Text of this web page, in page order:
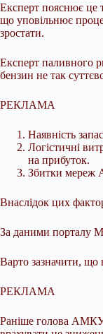
Експерт пояснює це
що уповільнює
зростати.
Експерт паливного
бензин не так
РЕКЛАМА
Наявність
Логістичні
на прибуток.
Збитки мереж
Внаслідок цих
За даними порталу
Варто зазначити,
РЕКЛАМА
Раніше голова АМКУ